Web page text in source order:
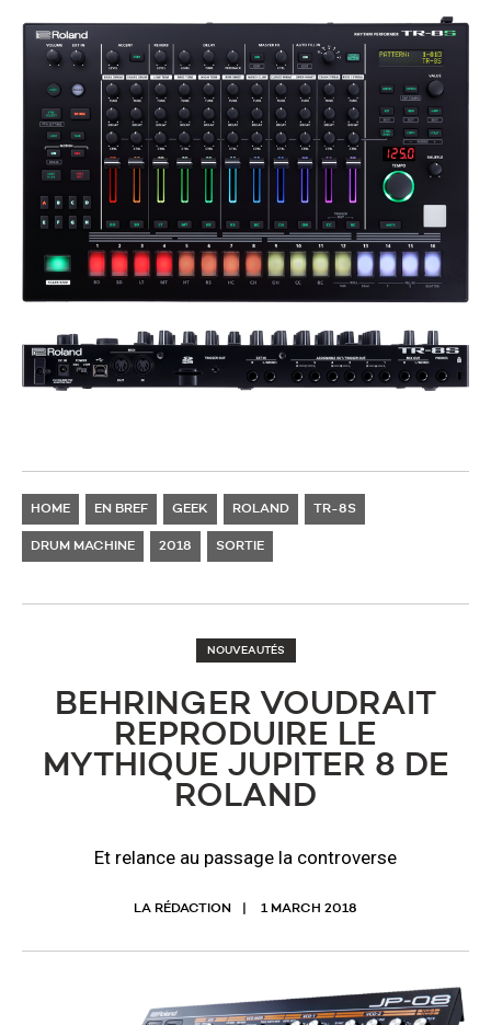
HOME EN BREF GEEK ROLAND TR-8S
DRUM MACHINE 2018 SORTIE
NOUVEAUTÉS
BEHRINGER VOUDRAIT
REPRODUIRE LE
MYTHIQUE JUPITER 8 DE
ROLAND
Et relance au passage la controverse
LA RÉDACTION 1 MARCH 2018